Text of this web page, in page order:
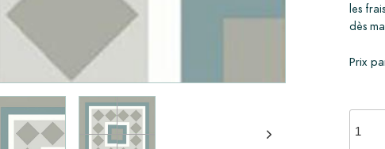
les
dès
Prix